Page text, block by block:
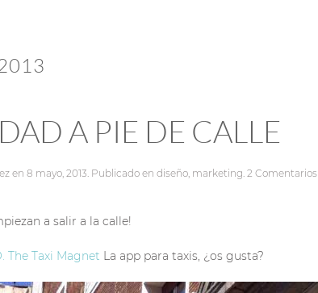
A PIE DE CALLE
en 8 mayo, 2013. Publicado en diseño, marketing. 2 Comentarios
a salir a la calle!
The Taxi Magnet La app para taxis, ¿os gusta?